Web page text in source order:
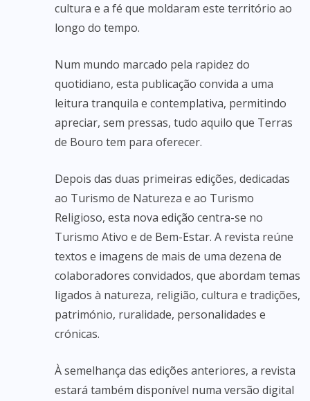
cultura e a fé que moldaram este território ao
longo do tempo.
Num mundo marcado pela rapidez do
quotidiano, esta publicação convida a uma
leitura tranquila e contemplativa, permitindo
apreciar, sem pressas, tudo aquilo que Terras
de Bouro tem para oferecer.
Depois das duas primeiras edições, dedicadas
ao Turismo de Natureza e ao Turismo
Religioso, esta nova edição centra-se no
Turismo Ativo e de Bem-Estar. A revista reúne
textos e imagens de mais de uma dezena de
colaboradores convidados, que abordam temas
ligados à natureza, religião, cultura e tradições,
património, ruralidade, personalidades e
crónicas.
À semelhança das edições anteriores, a revista
estará também disponível numa versão digital